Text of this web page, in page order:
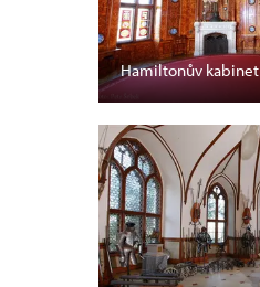
Hamiltonův kabinet